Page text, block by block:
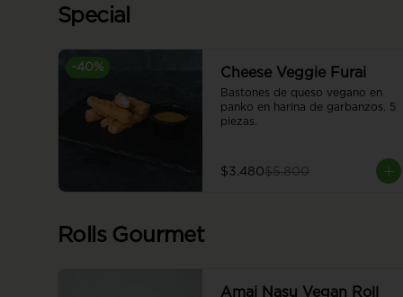
Special
-40% Cheese Veggie Furai
Bastones de queso vegano en
panko en harina de garbanzos. 5
piezas.
$3.480$5.800
Rolls Gourmet
Amai Nasu Vegan Roll